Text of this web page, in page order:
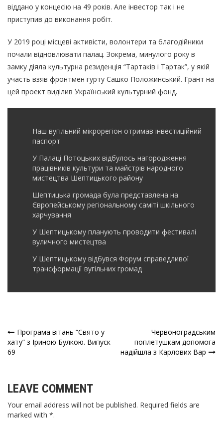
віддано у концесію на 49 років. Але інвестор так і не
приступив до виконання робіт.
У 2019 році місцеві активісти, волонтери та благодійники
почали відновлювати палац. Зокрема, минулого року в
замку діяла культурна резиденція “Тартаків і Тартак”, у якій
участь взяв фронтмен гурту Сашко Положинський. Грант на
цей проект виділив Український культурний фонд.
Наш вугільний мікрорегіон отримав інвеcтиційний
паспорт
У Палаці Потоцьких відбулось нагородження
працівників культури та майстрів народного
мистецтва Шептицького району
Шептицька громада була представлена на
Європейському регіональному саміті шкільного
харчування
У Шептицькому планують проводити фестивалі
вуличного мистецтва
У Шептицькому відбувся Форум справедливої
трансформації вугільних громад
Навігація
Програма вітань “Свято у
хату” з Іриною Булкою. Випуск
69
Червоноградським
поплетушкам допомога
надійшла з Карлових Вар
LEAVE COMMENT
Your email address will not be published. Required fields are
marked with *.